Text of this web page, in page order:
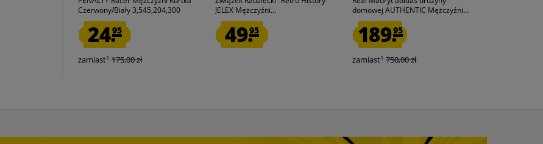
Czerwony/Biały 3,545,204,300
24.95
zamiast1 175,00 zł
JELEX Mężczyźni...
49.95
domowej AUTHENTIC Mężczyźni...
189.95
zamiast1 750,00 zł